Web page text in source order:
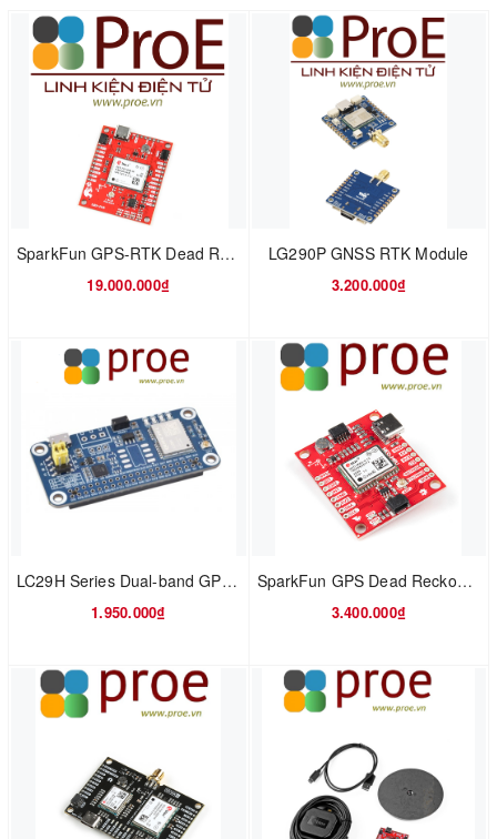
SparkFun GPS-RTK Dead Reckoning Breakout - ZED-F9R (Qwiic)
19.000.000₫
LG290P GNSS RTK Module
3.200.000₫
LC29H Series Dual-band GPS Module for Raspberry Pi, Dual-band L1+L5 Positioning Technology, Optional RTK Function
1.950.000₫
SparkFun GPS Dead Reckoning Breakout - NEO-M8U (Qwiic)
3.400.000₫